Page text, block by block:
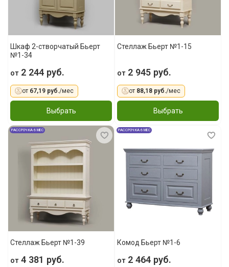
Шкаф 2-створчатый Бьерт
№1-34
от2 244 руб.
от 67,19 руб./мес
Выбрать
Стеллаж Бьерт №1-15
от2 945 руб.
от 88,18 руб./мес
Выбрать
РАССРОЧКА 6 МЕС
Стеллаж Бьерт №1-39
от4 381 руб.
РАССРОЧКА 6 МЕС
Комод Бьерт №1-6
от2 464 руб.